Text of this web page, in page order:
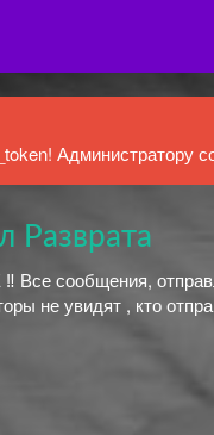
Администратору
Разврата
сообщения,
не увидят , кто